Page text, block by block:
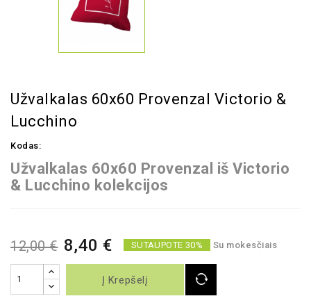
Užvalkalas 60x60 Provenzal Victorio &
Lucchino
Kodas:
Užvalkalas 60x60 Provenzal iš Victorio
& Lucchino kolekcijos
12,00 € 8,40 € SUTAUPOTE 30% Su mokesčiais
Į Krepšelį